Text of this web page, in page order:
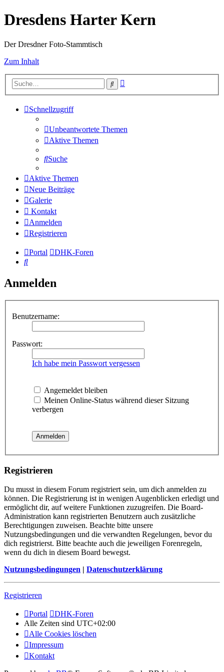
Dresdens Harter Kern
Der Dresdner Foto-Stammtisch
Zum Inhalt
Suche
Schnellzugriff
Unbeantwortete Themen
Aktive Themen
Suche
Aktive Themen
Neue Beiträge
Galerie
Kontakt
Anmelden
Registrieren
Portal
DHK-Foren
Suche
Anmelden
Benutzername:
Passwort:
Ich habe mein Passwort vergessen
Angemeldet bleiben
Meinen Online-Status während dieser Sitzung
verbergen
Registrieren
Du musst in diesem Forum registriert sein, um dich anmelden zu
können. Die Registrierung ist in wenigen Augenblicken erledigt und
ermöglicht dir, auf weitere Funktionen zuzugreifen. Die Board-
Administration kann registrierten Benutzern auch zusätzliche
Berechtigungen zuweisen. Beachte bitte unsere
Nutzungsbedingungen und die verwandten Regelungen, bevor du
dich registrierst. Bitte beachte auch die jeweiligen Forenregeln,
wenn du dich in diesem Board bewegst.
Nutzungsbedingungen | Datenschutzerklärung
Registrieren
Portal
DHK-Foren
Alle Zeiten sind UTC+02:00
Alle Cookies löschen
Impressum
Kontakt